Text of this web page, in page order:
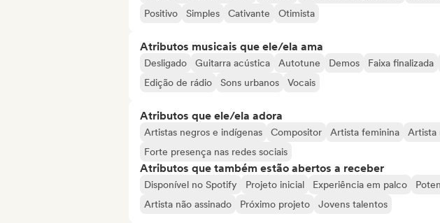
Positivo
Simples Cativante Otimista
Atributos musicais que ele/ela ama
Desligado Guitarra acústica Autotune Demos Faixa finalizada
Edição de rádio
Sons urbanos Vocais
Atributos que ele/ela adora
Artistas negros e indígenas Compositor Artista feminina
Artista
Forte presença nas redes sociais
Atributos que também estão abertos a receber
Disponível no Spotify Projeto inicial Experiência em palco
Artista não assinado
Próximo projeto Jovens talentos